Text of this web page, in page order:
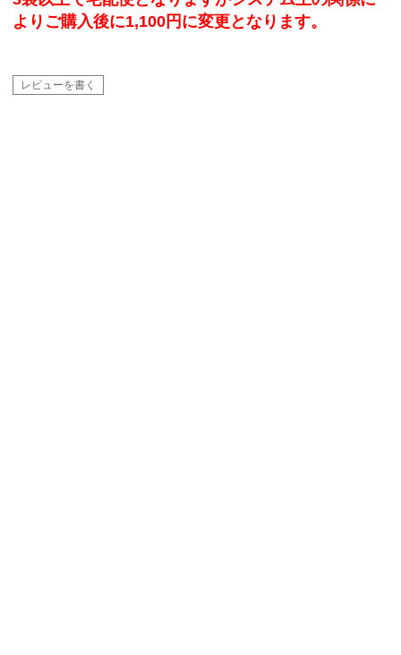
よりご購入後に1,100円に変更となります。
レビューを書く